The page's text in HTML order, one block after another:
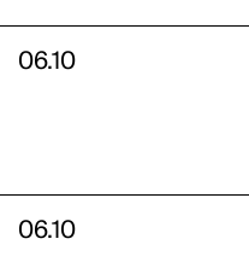
06.10
06.10